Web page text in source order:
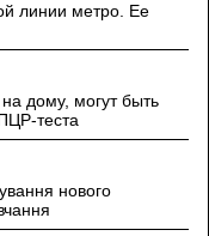
линии метро. Ее
дому, могут быть
теста
нового